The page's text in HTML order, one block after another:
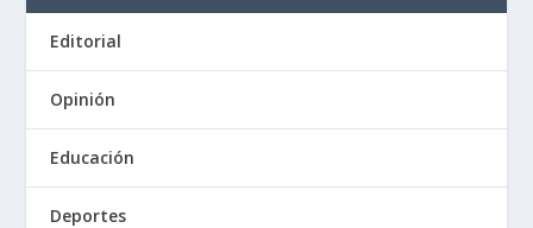
Editorial
Opinión
Educación
Deportes